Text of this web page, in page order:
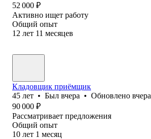
52 000 ₽
Активно ищет работу
Общий опыт
12 лет 11 месяцев
Кладовщик приёмщик
45 лет • Был вчера • Обновлено вчера
90 000 ₽
Рассматривает предложения
Общий опыт
10 лет 1 месяц